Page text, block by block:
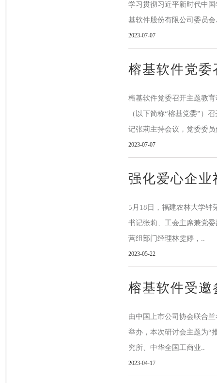
学习贯彻习近平新时代中
基软件股份有限公司委员会
2023-07-07
榕基软件党
榕基软件党委召开主题教
（以下简称“榕基党委”）
记张莉主持会议，党委委员
2023-07-07
强化爱心企
5月18日，福建农林大学钟
书记张莉、工会主席兼党
营组部门经理林雯婷，..
2023-05-22
榕基软件受邀
由中国上市公司协会联合
举办，本次研讨会主题为“
究所、中华全国工商业..
2023-04-17